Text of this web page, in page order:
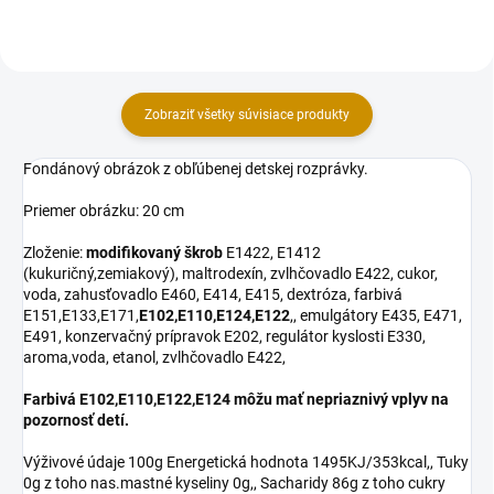
Zobraziť všetky súvisiace produkty
Fondánový obrázok z obľúbenej detskej rozprávky.
Priemer obrázku: 20 cm
Zloženie:modifikovaný škrob E1422, E1412
(kukuričný,zemiakový), maltrodexín, zvlhčovadlo E422, cukor,
voda, zahusťovadlo E460, E414, E415, dextróza, farbivá
E151,E133,E171,E102,E110,E124,E122,, emulgátory E435, E471,
E491, konzervačný prípravok E202, regulátor kyslosti E330,
aroma,voda, etanol, zvlhčovadlo E422,
Farbivá E102,E110,E122,E124 môžu mať nepriaznivý vplyv na
pozornosť detí.
Výživové údaje 100g Energetická hodnota 1495KJ/353kcal,, Tuky
0g z toho nas.mastné kyseliny 0g,, Sacharidy 86g z toho cukry